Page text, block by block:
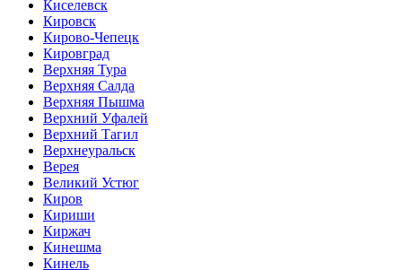
Киселевск
Кировск
Кирово-Чепецк
Кировград
Верхняя Тура
Верхняя Салда
Верхняя Пышма
Верхний Уфалей
Верхний Тагил
Верхнеуральск
Верея
Великий Устюг
Киров
Кириши
Киржач
Кинешма
Кинель